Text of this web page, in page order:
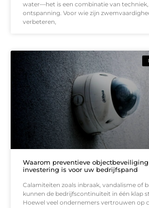
water—het is een combinatie van
ontspanning. Voor wie zijn
verbeteren,
Waarom preventieve
investering is voor uw bedrijfspand
Calamiteiten zoals inbraak, vandalisme of
kunnen de bedrijfscontinuïteit in één klap
Hoewel veel ondernemers vertrouwen op